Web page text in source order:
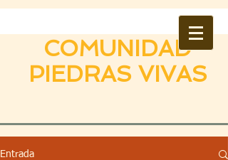
COMUNIDAD
PIEDRAS VIVAS
Entrada